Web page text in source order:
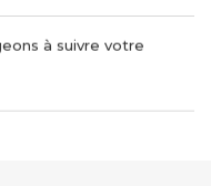
à suivre votre